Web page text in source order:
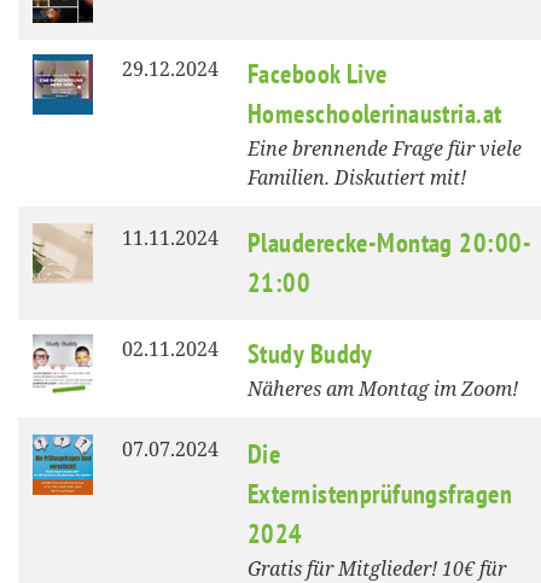
29.12.2024
Facebook Live
Homeschoolerinaustria.at
Eine brennende Frage für viele
Familien. Diskutiert mit!
11.11.2024
Plauderecke-Montag 20:00-
21:00
02.11.2024 Study Buddy
Näheres am Montag im Zoom!
07.07.2024
Die
Externistenprüfungsfragen
2024
Gratis für Mitglieder! 10€ für